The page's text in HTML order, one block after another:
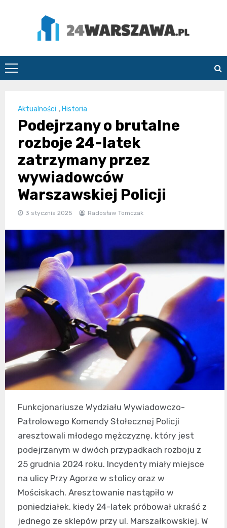
24Warszawa.pl
Aktualności , Historia
Podejrzany o brutalne
rozboje 24-latek
zatrzymany przez
wywiadowców
Warszawskiej Policji
3 stycznia 2025 Radosław Tomczak
Funkcjonariusze Wydziału Wywiadowczo-
Patrolowego Komendy Stołecznej Policji
aresztowali młodego mężczyznę, który jest
podejrzanym w dwóch przypadkach rozboju z
25 grudnia 2024 roku. Incydenty miały miejsce
na ulicy Przy Agorze w stolicy oraz w
Mościskach. Aresztowanie nastąpiło w
poniedziałek, kiedy 24-latek próbował ukraść z
jednego ze sklepów przy ul. Marszałkowskiej. W